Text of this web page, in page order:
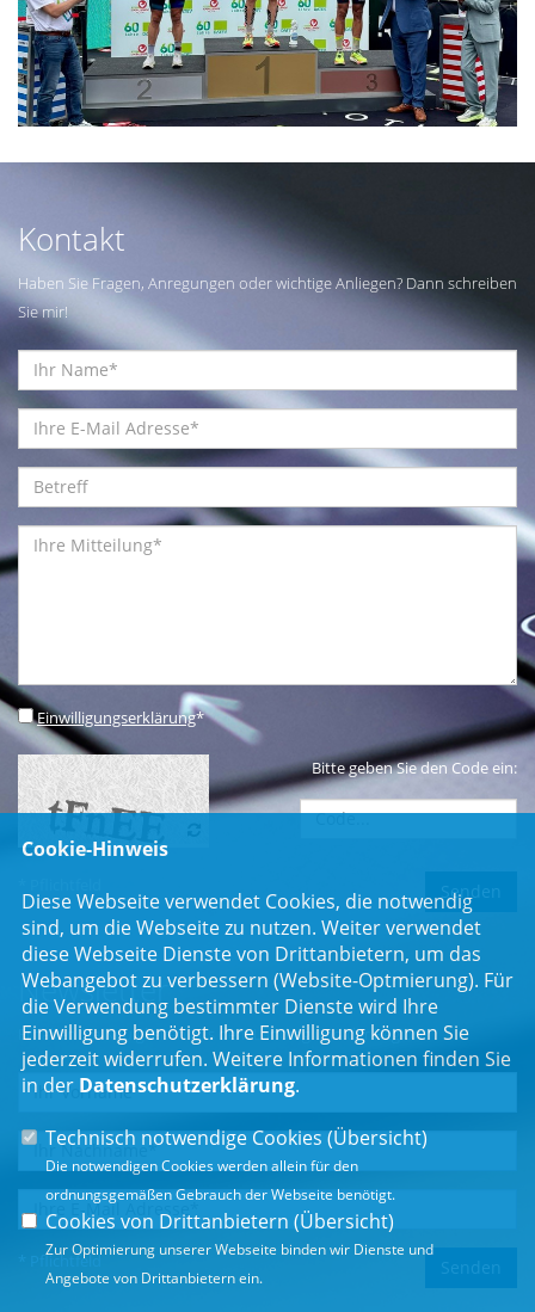
Kontakt
Haben Sie Fragen, Anregungen oder wichtige Anliegen? Dann schreiben
Sie mir!
Einwilligungserklärung*
Bitte geben Sie den Code ein:
Newsletter
Erhalten Sie Neuigkeiten aus dem Landtag und der Region.
* Pflichtfeld
Cookie-Hinweis
Diese Webseite verwendet Cookies, die notwendig
sind, um die Webseite zu nutzen. Weiter verwendet
diese Webseite Dienste von Drittanbietern, um das
Webangebot zu verbessern (Website-Optmierung). Für
die Verwendung bestimmter Dienste wird Ihre
Einwilligung benötigt. Ihre Einwilligung können Sie
jederzeit widerrufen. Weitere Informationen finden Sie
in der Datenschutzerklärung.
Technisch notwendige Cookies (Übersicht)
Die notwendigen Cookies werden allein für den
ordnungsgemäßen Gebrauch der Webseite benötigt.
Cookies von Drittanbietern (Übersicht)
Zur Optimierung unserer Webseite binden wir Dienste und
Angebote von Drittanbietern ein.